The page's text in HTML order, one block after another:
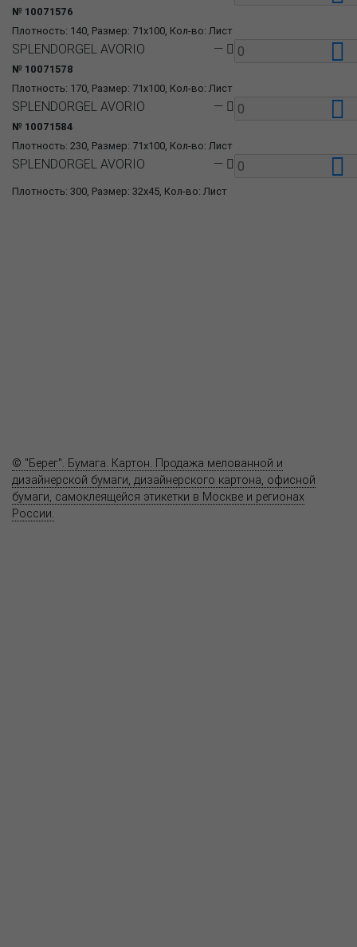
Плотность: 140, Размер: 71x100, Кол-во: Лист
№ 10071576
Плотность: 170, Размер: 71x100, Кол-во: Лист
SPLENDORGEL AVORIO
№ 10071578
—
Плотность: 230, Размер: 71x100, Кол-во: Лист
SPLENDORGEL AVORIO
№ 10071584
—
Плотность: 300, Размер: 32x45, Кол-во: Лист
SPLENDORGEL AVORIO —
© "Берег". Бумага. Картон. Продажа мелованной и
дизайнерской бумаги, дизайнерского картона, офисной
бумаги, самоклеящейся этикетки в Москве и регионах
России.